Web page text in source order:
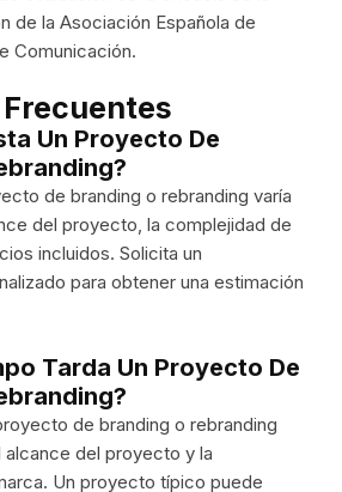
de la Asociación Española de
Comunicación.
Un Proyecto De
de branding o rebranding varía
del proyecto, la complejidad de
incluidos. Solicita un
para obtener una estimación
Tarda Un Proyecto De
de branding o rebranding
alcance del proyecto y la
Un proyecto típico puede